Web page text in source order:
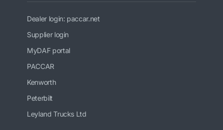
Dealer login: paccar.net
Supplier login
MyDAF portal
PACCAR
Kenworth
Peterbilt
Leyland Trucks Ltd